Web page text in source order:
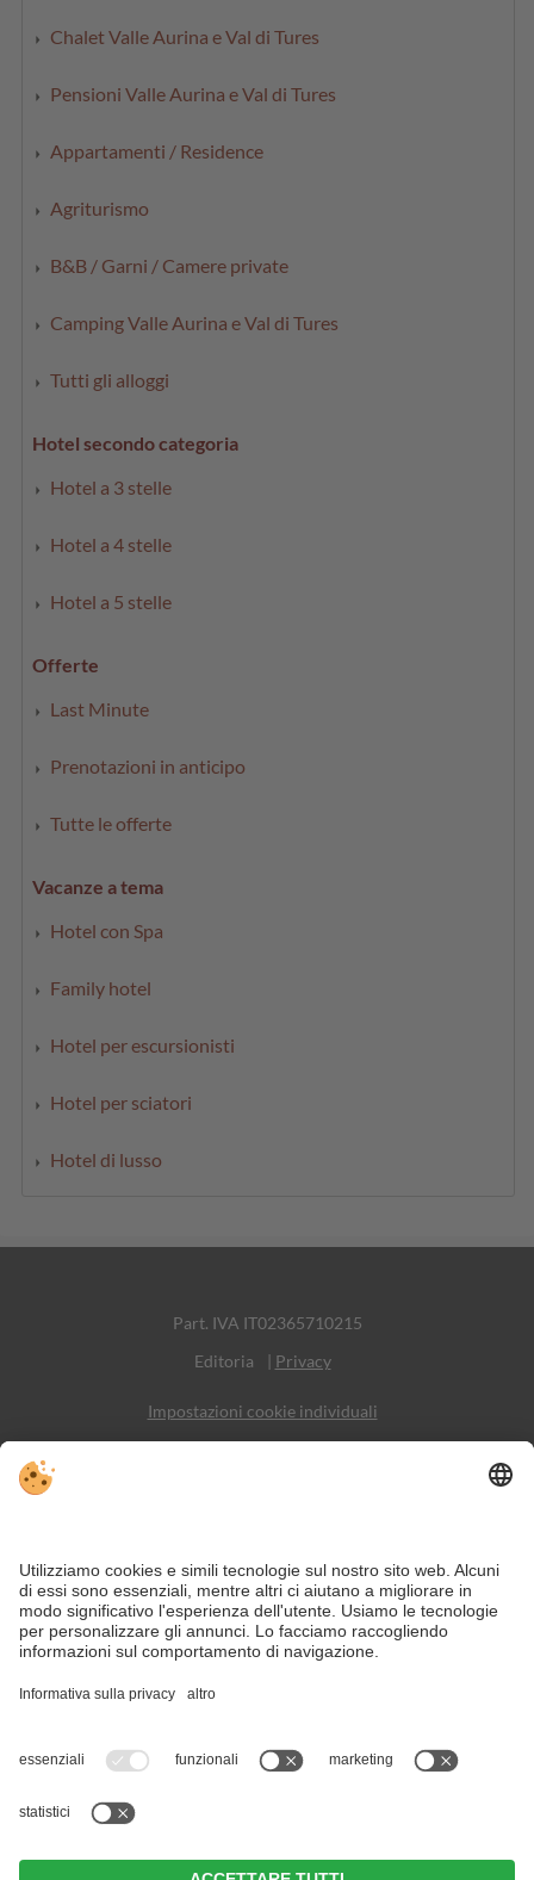
Chalet Valle Aurina e Val di Tures
Pensioni Valle Aurina e Val di Tures
Appartamenti / Residence
Agriturismo
B&B / Garni / Camere private
Camping Valle Aurina e Val di Tures
Tutti gli alloggi
Hotel secondo categoria
Hotel a 3 stelle
Hotel a 4 stelle
Hotel a 5 stelle
Offerte
Last Minute
Prenotazioni in anticipo
Tutte le offerte
Vacanze a tema
Hotel con Spa
Family hotel
Hotel per escursionisti
Hotel per sciatori
Hotel di lusso
Part. IVA IT02365710215
Editoria
| Privacy
Impostazioni cookie individuali
Social Media
Nonostante il lavoro accurato e il costante aggiornamento dei contenuti,
posto all'organizzatore.
Rilassante, tranquilla, familiare, piacevole: vacanze da sogno – in